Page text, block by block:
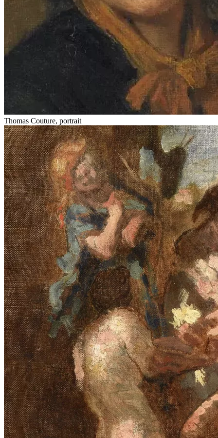
Thomas Couture, portrait